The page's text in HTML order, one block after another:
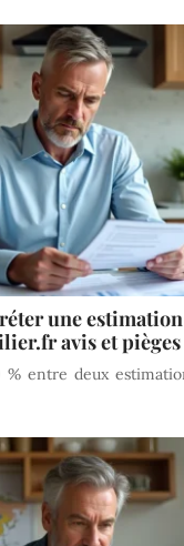
une
avis et pièges
entre deux